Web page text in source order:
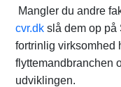
Mangler du andre
cvr.dk slå dem op på
fortrinlig virksomhed
flyttemandbranchen
udviklingen.